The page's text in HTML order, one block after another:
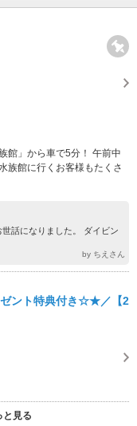
館」から車で5分！ 午前中
族館に行くお客様もたくさ
話になりました。 ダイビン
by ちえさん
ント特典付き☆★／【2
と見る